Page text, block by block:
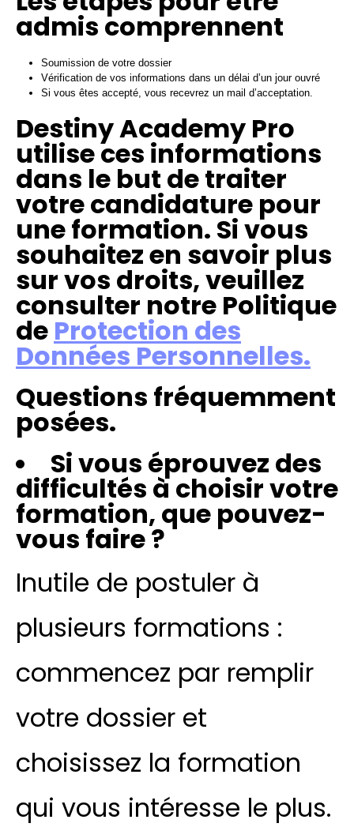
admis comprennent
Soumission de votre dossier
Vérification de vos informations dans un délai d’un jour ouvré
Si vous êtes accepté, vous recevrez un mail d’acceptation.
Destiny Academy Pro
utilise ces informations
dans le but de traiter
votre candidature pour
une formation. Si vous
souhaitez en savoir plus
sur vos droits, veuillez
consulter notre Politique
de Protection des
Données Personnelles.
Questions fréquemment
posées.
Si vous éprouvez des
difficultés à choisir votre
formation, que pouvez-
vous faire ?
Inutile de postuler à
plusieurs formations :
commencez par remplir
votre dossier et
choisissez la formation
qui vous intéresse le plus.